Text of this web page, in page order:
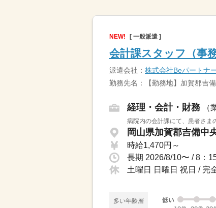
NEW! [ 一般派遣 ]
会計課スタッフ（事
派遣会社： 株式会社Beパートナ
勤務先名：【勤務地】加賀郡吉
経理・会計・財務 （
病院内の会計課にて、患者さま
岡山県加賀郡吉備中
時給1,470円～
長期 2026/8/10〜 / 8：
土曜日 日曜日 祝日 / 完
多い年齢層